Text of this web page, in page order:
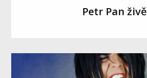
Petr Pan živě